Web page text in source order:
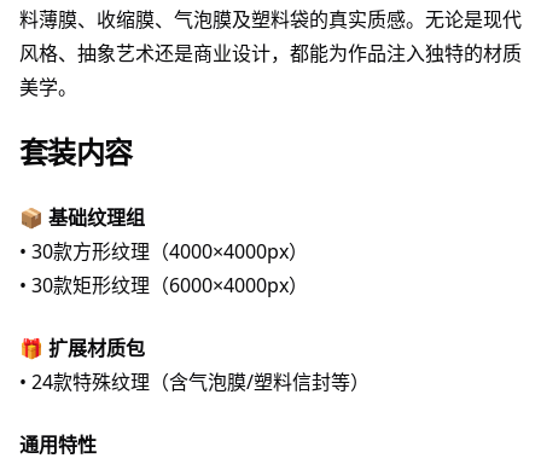
料薄膜、收缩膜、气泡膜及塑料袋的真实质感。无论是现代
风格、抽象艺术还是商业设计，都能为作品注入独特的材质
美学。
套装内容
📦 基础纹理组
• 30款方形纹理（4000×4000px）
• 30款矩形纹理（6000×4000px）
🎁 扩展材质包
• 24款特殊纹理（含气泡膜/塑料信封等）
通用特性